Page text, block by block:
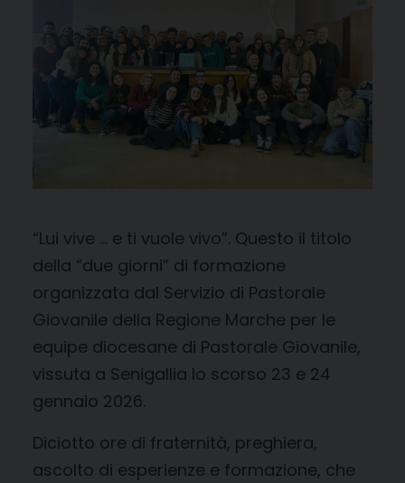
“Lui vive … e ti vuole vivo”. Questo il titolo
della “due giorni” di formazione
organizzata dal Servizio di Pastorale
Giovanile della Regione Marche per le
equipe diocesane di Pastorale Giovanile,
vissuta a Senigallia lo scorso 23 e 24
gennaio 2026.
Diciotto ore di fraternità, preghiera,
ascolto di esperienze e formazione, che